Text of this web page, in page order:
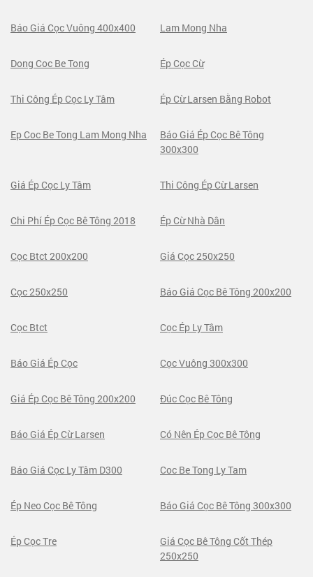
Báo Giá Cọc Vuông 400x400 Lam Mong Nha
Dong Coc Be Tong Ép Cọc Cừ
Thi Công Ép Cọc Ly Tâm Ép Cừ Larsen Bằng Robot
Ep Coc Be Tong Lam Mong Nha
Báo Giá Ép Cọc Bê Tông
300x300
Giá Ép Cọc Ly Tâm Thi Công Ép Cừ Larsen
Chi Phí Ép Cọc Bê Tông 2018 Ép Cừ Nhà Dân
Cọc Btct 200x200 Giá Cọc 250x250
Cọc 250x250 Báo Giá Cọc Bê Tông 200x200
Cọc Btct Cọc Ép Ly Tâm
Báo Giá Ép Cọc Cọc Vuông 300x300
Giá Ép Cọc Bê Tông 200x200 Đúc Cọc Bê Tông
Báo Giá Ép Cừ Larsen Có Nên Ép Cọc Bê Tông
Báo Giá Cọc Ly Tâm D300 Coc Be Tong Ly Tam
Ép Neo Cọc Bê Tông Báo Giá Cọc Bê Tông 300x300
Ép Cọc Tre
Giá Cọc Bê Tông Cốt Thép
250x250